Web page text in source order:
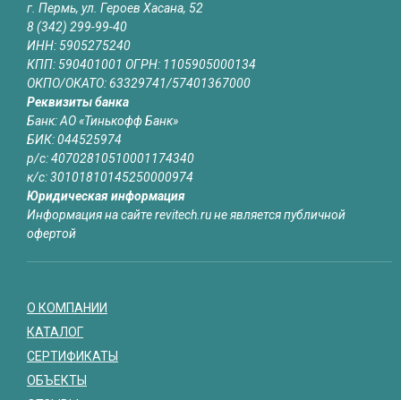
г. Пермь, ул. Героев Хасана, 52
8 (342) 299-99-40
ИНН: 5905275240
КПП: 590401001 ОГРН: 1105905000134
ОКПО/ОКАТО: 63329741/57401367000
Реквизиты банка
Банк: АО «Тинькофф Банк»
БИК: 044525974
р/с: 40702810510001174340
к/с: 30101810145250000974
Юридическая информация
Информация на сайте revitech.ru не является публичной
офертой
О КОМПАНИИ
КАТАЛОГ
СЕРТИФИКАТЫ
ОБЪЕКТЫ